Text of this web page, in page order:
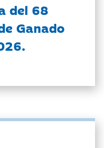
del 68
Ganado